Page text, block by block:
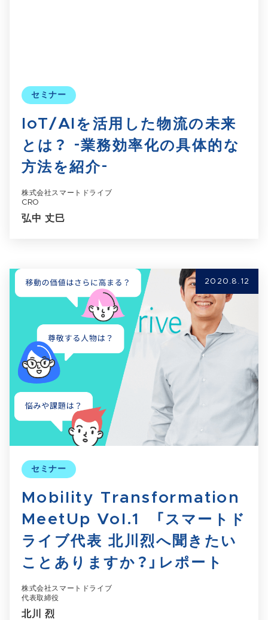
セミナー
IoT/AIを活用した物流の未来
とは？ -業務効率化の具体的な
方法を紹介-
株式会社スマートドライブ
CRO
弘中 丈巳
セミナー
Mobility Transformation
MeetUp Vol.1 「スマートド
ライブ代表 北川烈へ聞きたい
ことありますか？」レポート
2020.8.12
株式会社スマートドライブ
代表取締役
北川 烈